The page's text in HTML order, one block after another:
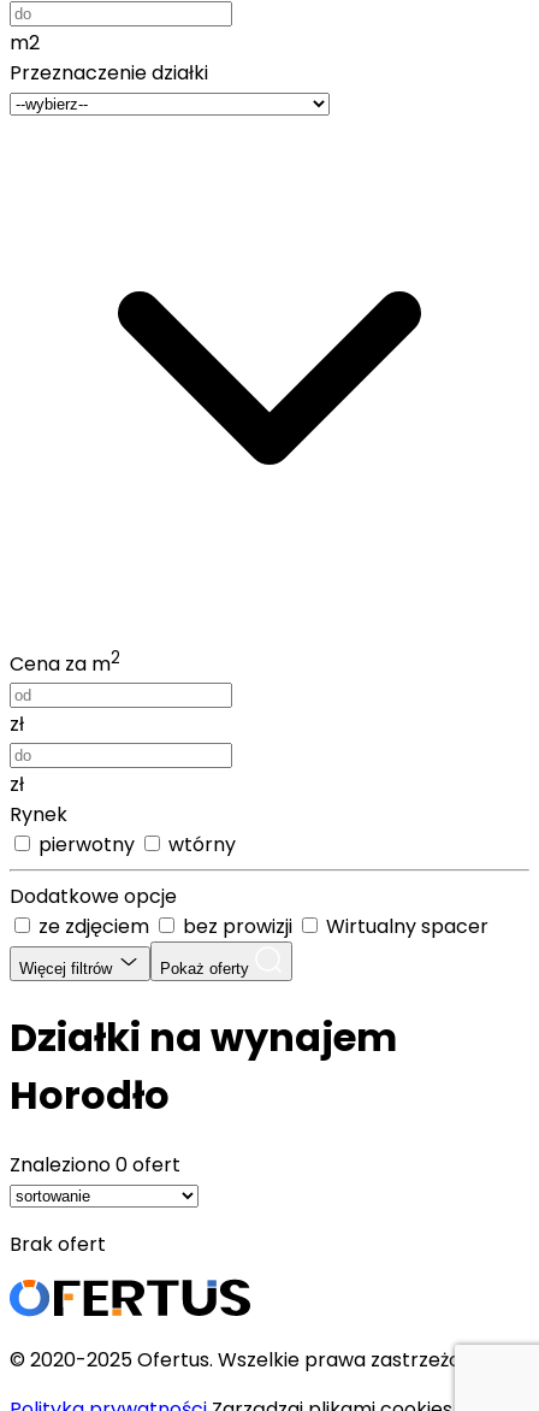
m2
Przeznaczenie działki
Cena za m2
zł
zł
Rynek
pierwotny
wtórny
Dodatkowe opcje
ze zdjęciem
bez prowizji Wirtualny spacer
Więcej filtrów Pokaż oferty
Działki na wynajem
Horodło
Znaleziono0 ofert
Brak ofert
© 2020-2025 Ofertus. Wszelkie prawa zastrzeżone.